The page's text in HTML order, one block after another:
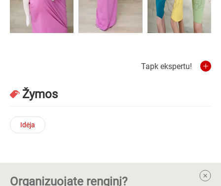
Tapk ekspertu!
Žymos
Idėja
Organizuojate renginį?